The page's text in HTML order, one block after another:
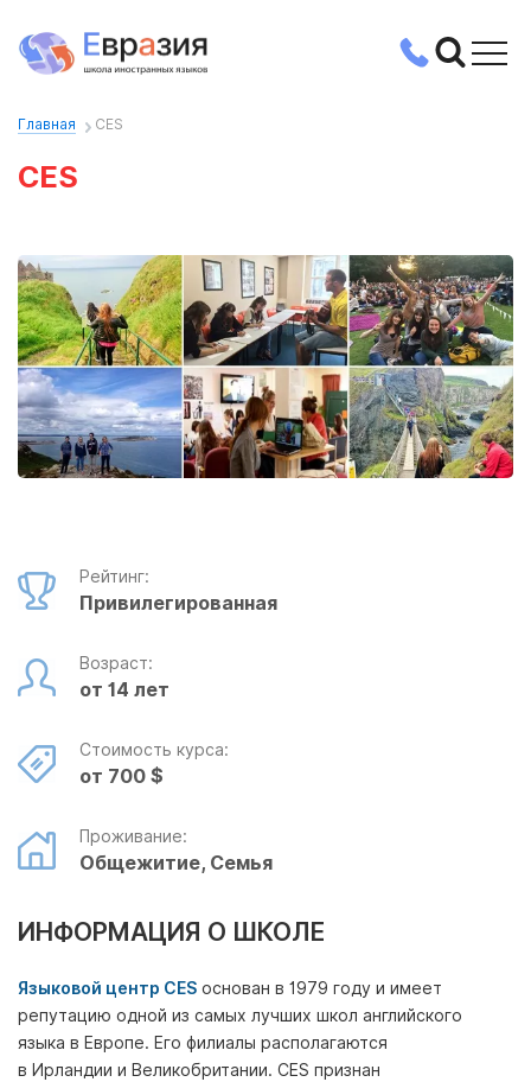
Главная CES
CES
Рейтинг:
Привилегированная
Возраст:
от 14 лет
Стоимость курса:
от 700 $
Проживание:
Общежитие, Семья
ИНФОРМАЦИЯ О ШКОЛЕ
Языковой центр CES основан в 1979 году и имеет
репутацию одной из самых лучших школ английского
языка в Европе. Его филиалы располагаются
в Ирландии и Великобритании. CES признан